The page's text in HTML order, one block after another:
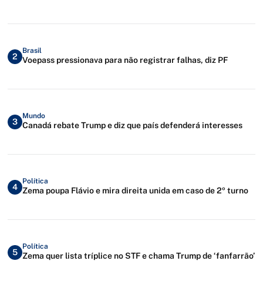
2
Brasil
Voepass pressionava para não registrar falhas, diz PF
3
Mundo
Canadá rebate Trump e diz que país defenderá interesses
4
Política
Zema poupa Flávio e mira direita unida em caso de 2º turno
5
Política
Zema quer lista tríplice no STF e chama Trump de ‘fanfarrão’